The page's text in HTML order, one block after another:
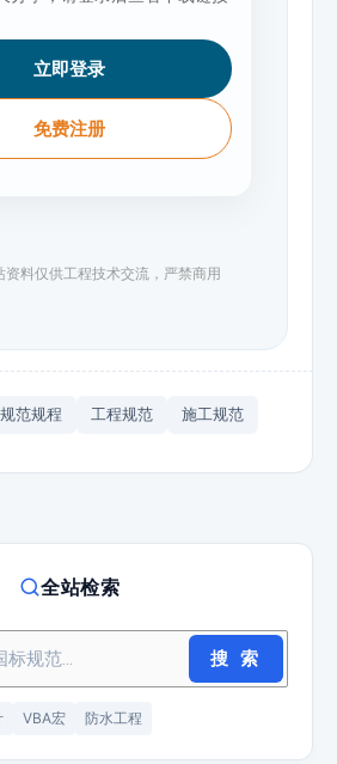
立即登录
免费注册
料仅供工程技术交流，严禁商用
范规程 工程规范 施工规范
全站检索
搜 索
VBA宏 防水工程